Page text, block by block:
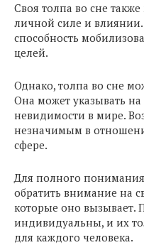
Своя толпа во сне
личной силе и
способность
целей.
Однако, толпа во сне
Она может указывать
невидимости в мире.
незначимым в
сфере.
Для полного
обратить внимание на
которые оно вызывает.
индивидуальны, и их
для каждого человека.